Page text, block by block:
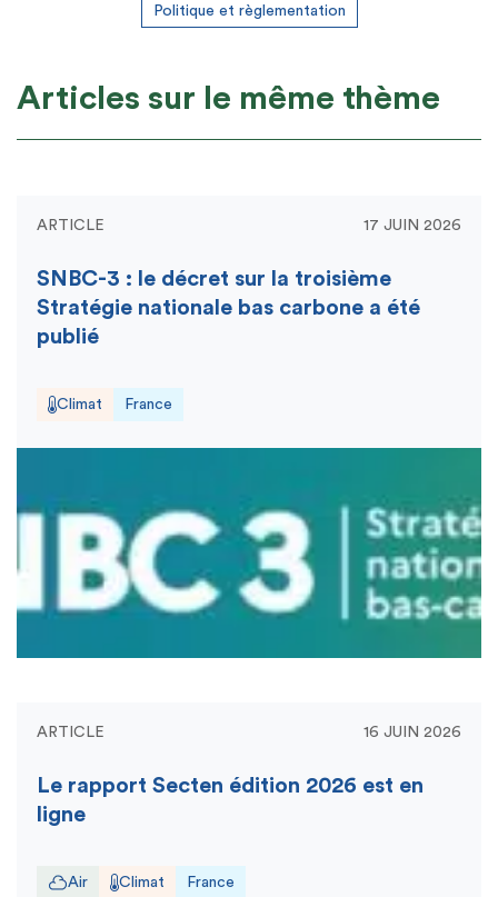
Politique et règlementation
Articles sur le même thème
ARTICLE 17 JUIN 2026
SNBC-3 : le décret sur la troisième
Stratégie nationale bas carbone a été
publié
Climat France
ARTICLE 16 JUIN 2026
Le rapport Secten édition 2026 est en
ligne
Air Climat France